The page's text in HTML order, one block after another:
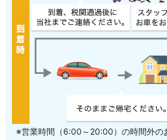
※営業時間（6:00～20:00）の時間外の